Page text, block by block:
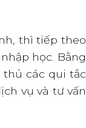
thì tiếp theo
học. Bằng
các qui tắc
vụ và tư vấn